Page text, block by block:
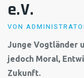
e.V.
VON
Junge Vogtländer
jedoch Moral,
Zukunft.